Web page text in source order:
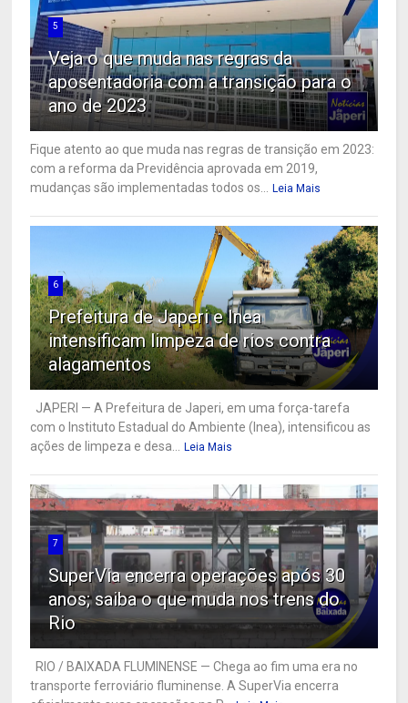
5
Veja o que muda nas regras da
aposentadoria com a transição para o
ano de 2023
Fique atento ao que muda nas regras de transição em 2023:
com a reforma da Previdência aprovada em 2019,
mudanças são implementadas todos os...
Leia Mais
6
Prefeitura de Japeri e Inea
intensificam limpeza de rios contra
alagamentos
JAPERI — A Prefeitura de Japeri, em uma força-tarefa
com o Instituto Estadual do Ambiente (Inea), intensificou as
ações de limpeza e desa...
Leia Mais
7
SuperVia encerra operações após 30
anos; saiba o que muda nos trens do
Rio
RIO / BAIXADA FLUMINENSE — Chega ao fim uma era no
transporte ferroviário fluminense. A SuperVia encerra